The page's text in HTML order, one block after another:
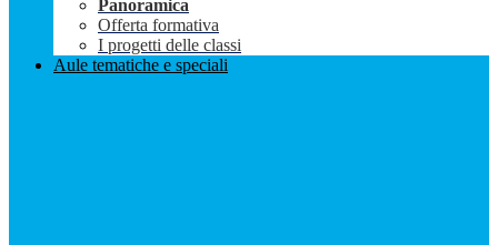
Panoramica
Offerta formativa
I progetti delle classi
Aule tematiche e speciali